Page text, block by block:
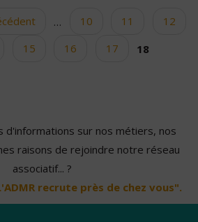
… 10 11
12
15 16 17 18
d'informations sur nos métiers, nos
raisons de rejoindre notre réseau
associatif... ?
recrute près de chez vous".